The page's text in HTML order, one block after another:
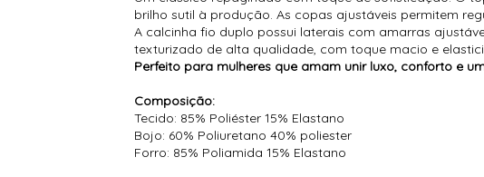
brilho sutil à produção. As copas ajustáveis permitem
A calcinha fio duplo possui laterais com amarras
texturizado de alta qualidade, com toque macio e
Perfeito para mulheres que amam unir luxo, conforto e
Composição:
Tecido: 85% Poliéster 15% Elastano
Bojo: 60% Poliuretano 40% poliester
Forro: 85% Poliamida 15% Elastano